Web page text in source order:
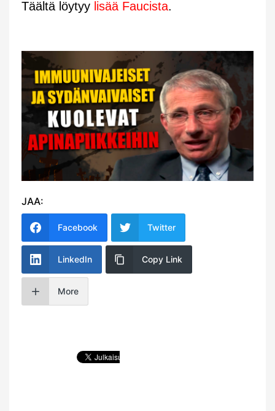
Täältä löytyy lisää Faucista.
JAA:
Facebook Twitter
LinkedIn Copy Link
More